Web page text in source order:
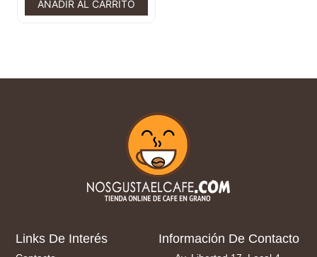
AÑADIR AL CARRITO
Links De Interés Información De Contacto